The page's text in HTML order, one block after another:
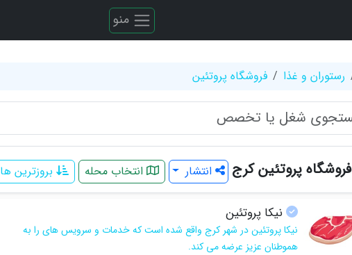
منو
رستوران و غذا فروشگاه پروتئین
فروشگاه پروتئین کرج انتشار انتخاب محله بروزترین ها
نیکا پروتئین
نیکا پروتئین در شهر کرج واقع شده است که خدمات و سرویس های را به
هموطنان عزیز عرضه می کند.